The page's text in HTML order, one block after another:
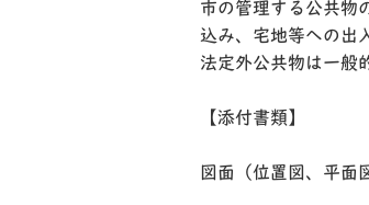
市の管理する公共物
込み、宅地等への出
法定外公共物は一般
【添付書類】
図面（位置図、平面